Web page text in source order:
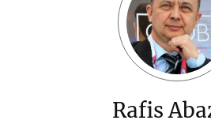
Rafis